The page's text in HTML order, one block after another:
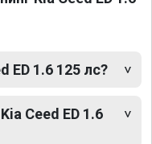
ED 1.6 125 лс?
Ceed ED 1.6